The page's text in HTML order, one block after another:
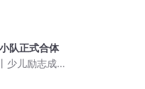
队正式合体
少儿励志成